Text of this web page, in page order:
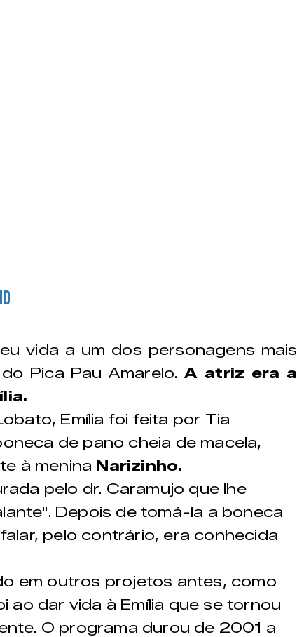
vida a um dos personagens mais
Pica Pau Amarelo. A atriz era a
Emília foi feita por Tia
de pano cheia de macela,
à menina Narizinho.
pelo dr. Caramujo que lhe
Depois de tomá-la a boneca
pelo contrário, era conhecida
em outros projetos antes, como
ao dar vida à Emília que se tornou
O programa durou de 2001 a